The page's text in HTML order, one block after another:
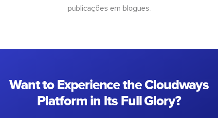
publicações em blogues.
Want to Experience the Cloudways
Platform in Its Full Glory?